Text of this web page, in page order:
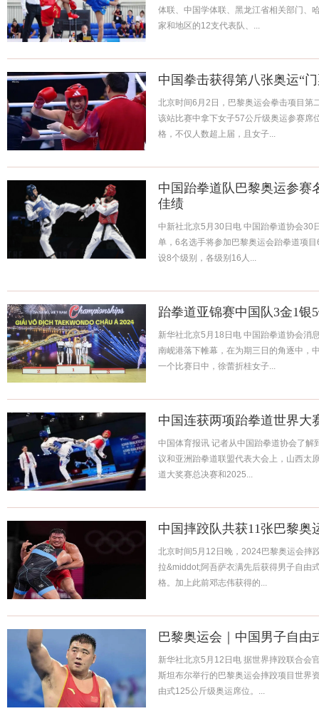
体联、中国学体联、黑龙江省相关部门、
家和地区的12支代表队、...
中国拳击获得第八张奥运“
北京时间6月2日，巴黎奥运会拳击项目第
该站比赛中拿下女子57公斤级奥运参赛席
格，不仅人数超上届，且女子...
中国跆拳道队巴黎奥运参赛
佳绩
中新社北京5月30日电 中国跆拳道协会30
单，6名选手将参加巴黎奥运会跆拳道项
设8个级别，各级别16人...
跆拳道亚锦赛中国队3金1银
新华社北京5月18日电 中国跆拳道协会消
南岘港落下帷幕，在为期三日的角逐中，
一个比赛日中，徐蕾折桂女子...
中国连获两项跆拳道世界大
中国体育报讯 记者从中国跆拳道协会了
议和亚洲跆拳道联盟代表大会上，山西太
道大奖赛总决赛和2025...
中国摔跤队共获11张巴黎奥
北京时间5月12日晚，2024巴黎奥运会摔
拉&middot;阿吾萨衣满先后获得男子自由
格。加上此前邓志伟获得的...
巴黎奥运会｜中国男子自由
新华社北京5月12日电 据世界摔跤联合会
斯坦布尔举行的巴黎奥运会摔跤项目世界
由式125公斤级奥运席位。...